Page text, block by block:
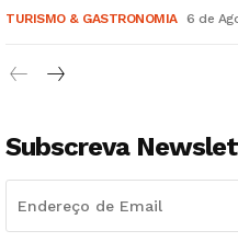
Institucional
Artigos
Edição Digital
TURISMO & GASTRONOMIA 6 de
Subscreva